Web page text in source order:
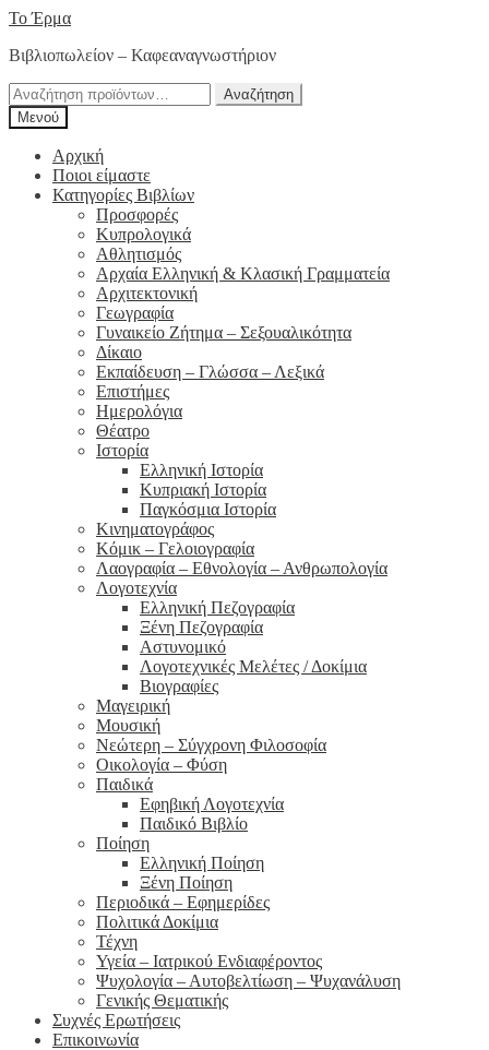
Απευθείας
στην
Μετάβαση
περιεχόμενο
Το Έρμα
Βιβλιοπωλείον – Καφεαναγνωστήριον
Αναζήτηση
για:
Αναζήτηση
Μενού
Αρχική
Ποιοι είμαστε
Κατηγορίες Βιβλίων
Προσφορές
Κυπρολογικά
Αθλητισμός
Αρχαία Ελληνική & Κλασική Γραμματεία
Αρχιτεκτονική
Γεωγραφία
Γυναικείο Ζήτημα – Σεξουαλικότητα
Δίκαιο
Εκπαίδευση – Γλώσσα – Λεξικά
Επιστήμες
Ημερολόγια
Θέατρο
Ιστορία
Ελληνική Ιστορία
Κυπριακή Ιστορία
Παγκόσμια Ιστορία
Κινηματογράφος
Κόμικ – Γελοιογραφία
Λαογραφία – Εθνολογία – Ανθρωπολογία
Λογοτεχνία
Ελληνική Πεζογραφία
Ξένη Πεζογραφία
Αστυνομικό
Λογοτεχνικές Μελέτες / Δοκίμια
Βιογραφίες
Μαγειρική
Μουσική
Νεώτερη – Σύγχρονη Φιλοσοφία
Οικολογία – Φύση
Παιδικά
Εφηβική Λογοτεχνία
Παιδικό Βιβλίο
Ποίηση
Ελληνική Ποίηση
Ξένη Ποίηση
Περιοδικά – Εφημερίδες
Πολιτικά Δοκίμια
Τέχνη
Υγεία – Ιατρικού Ενδιαφέροντος
Ψυχολογία – Αυτοβελτίωση – Ψυχανάλυση
Γενικής Θεματικής
Συχνές Ερωτήσεις
Επικοινωνία